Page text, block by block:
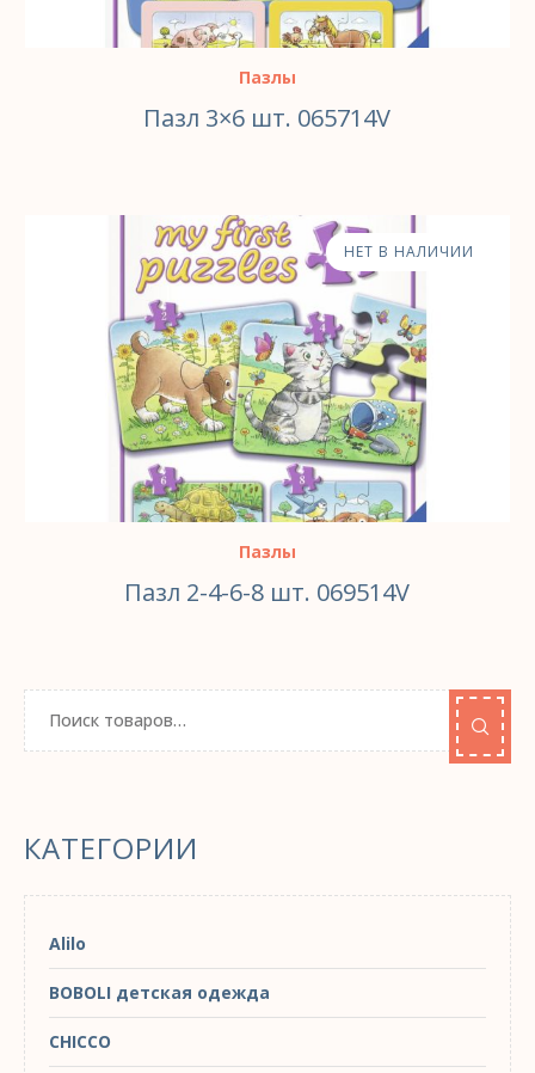
Пазлы
Пазл 3×6 шт. 065714V
НЕТ В НАЛИЧИИ
Пазлы
Пазл 2-4-6-8 шт. 069514V
КАТЕГОРИИ
Alilo
BOBOLI детская одежда
CHICCO